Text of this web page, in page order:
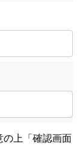
の上「確認画面